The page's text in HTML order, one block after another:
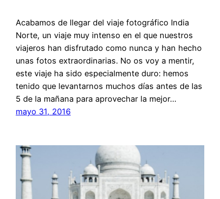
Acabamos de llegar del viaje fotográfico India
Norte, un viaje muy intenso en el que nuestros
viajeros han disfrutado como nunca y han hecho
unas fotos extraordinarias. No os voy a mentir,
este viaje ha sido especialmente duro: hemos
tenido que levantarnos muchos días antes de las
5 de la mañana para aprovechar la mejor…
mayo 31, 2016